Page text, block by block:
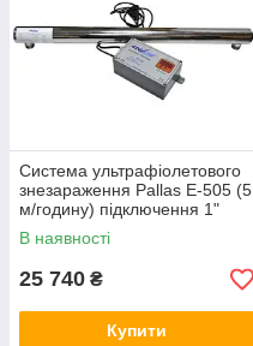
Система ультрафіолетового
знезараження Pallas Е-505 (5
м/годину) підключення 1"
В наявності
25 740 ₴
Купити